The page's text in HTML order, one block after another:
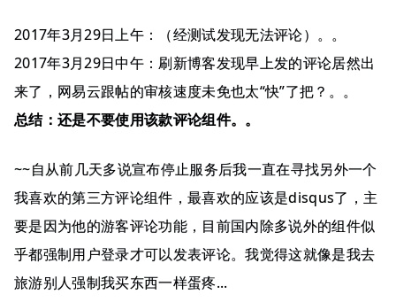
2017年3月29日上午：（经测试发现无法评论）。。
2017年3月29日中午：刷新博客发现早上发的评论居然出
来了，网易云跟帖的审核速度未免也太“快”了把？。。
总结：还是不要使用该款评论组件。。
~~自从前几天多说宣布停止服务后我一直在寻找另外一个
我喜欢的第三方评论组件，最喜欢的应该是disqus了，主
要是因为他的游客评论功能，目前国内除多说外的组件似
乎都强制用户登录才可以发表评论。我觉得这就像是我去
旅游别人强制我买东西一样蛋疼...